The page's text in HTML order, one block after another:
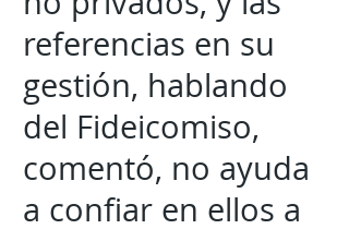
referencias en su
gestión, hablando
del Fideicomiso,
comentó, no ayuda
a confiar en ellos a